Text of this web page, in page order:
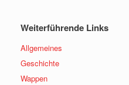
Weiterführende Links
Allgemeines
Geschichte
Wappen